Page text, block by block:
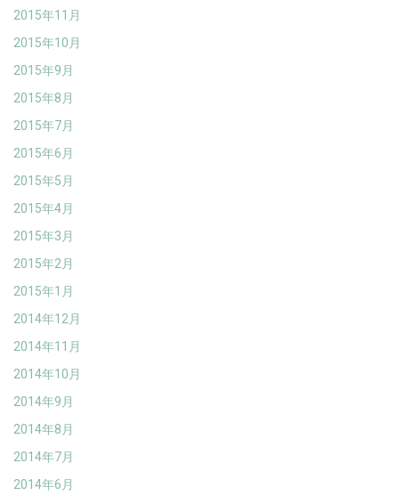
2015年11月
2015年10月
2015年9月
2015年8月
2015年7月
2015年6月
2015年5月
2015年4月
2015年3月
2015年2月
2015年1月
2014年12月
2014年11月
2014年10月
2014年9月
2014年8月
2014年7月
2014年6月